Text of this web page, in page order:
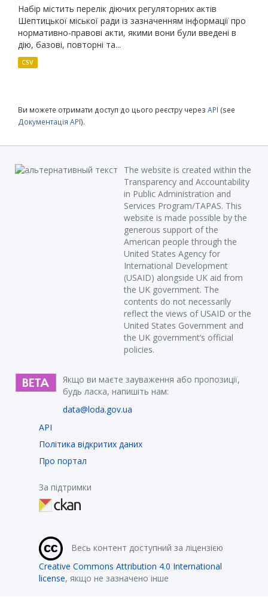
Набір містить перелік діючих регуляторних актів
Шептицької міської ради із зазначенням інформації про
нормативно-правові акти, якими вони були введені в
дію, базові, повторні та...
CSV
Ви можете отримати доступ до цього реєстру через API (see
Документація API).
The website is created within the
Transparency and Accountability
in Public Administration and
Services Program/TAPAS. This
website is made possible by the
generous support of the
American people through the
United States Agency for
International Development
(USAID) alongside UK aid from
the UK government. The
contents do not necessarily
reflect the views of USAID or the
United States Government and
the UK government’s official
policies.
Якщо ви маєте зауваження або пропозиції,
будь ласка, напишіть нам:
data@loda.gov.ua
API
Політика відкритих даних
Про портал
За підтримки
Весь контент доступний за ліцензією
Creative Commons Attribution 4.0 International
license, якщо не зазначено інше